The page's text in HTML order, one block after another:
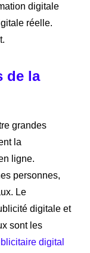
digitale
réelle.
de la
grandes
la
ligne.
personnes,
Le
digitale et
sont les
digital